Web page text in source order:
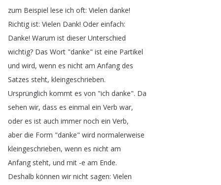
zum Beispiel lese ich oft: Vielen danke!
Richtig ist: Vielen Dank! Oder einfach:
Danke! Warum ist dieser Unterschied
wichtig? Das Wort "danke" ist eine Partikel
und wird, wenn es nicht am Anfang des
Satzes steht, kleingeschrieben.
Ursprünglich kommt es von "ich danke". Da
sehen wir, dass es einmal ein Verb war,
oder es ist auch immer noch ein Verb,
aber die Form "danke" wird normalerweise
kleingeschrieben, wenn es nicht am
Anfang steht, und mit -e am Ende.
Deshalb können wir nicht sagen: Vielen